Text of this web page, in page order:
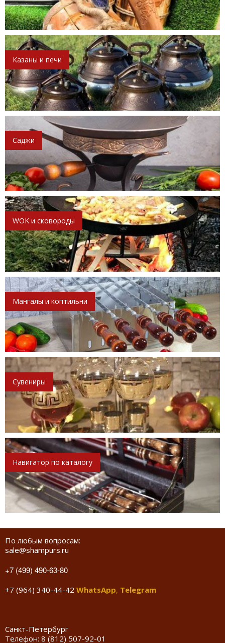
Казаны и печи
Саджи
WOK и сковороды
Мангалы и коптильни
Сувениры
Навигатор по каталогу
По любым вопросам:
sale@shampurs.ru
+7 (499) 490-63-80
+7 (964) 340-44-42 WhatsApp, Telegram
Санкт-Петербург
Телефон: 8 (812) 507-92-01